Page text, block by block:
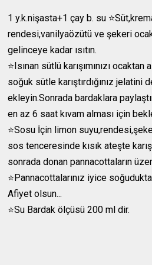
1 y.k.nişasta+1 çay b. su
rendesi,vanilyaözütü ve şekeri
gelinceye kadar ısıtın.
⭐️Isınan sütlü karışımınızı
soğuk sütle karıştırdığınız jelatini
ekleyin.Sonrada bardaklara
en az 6 saat kıvam alması için
⭐️Sosu İçin limon
sos tenceresinde kısık ateşte
sonrada donan pannacottaların
⭐️Pannacottalarınız iyice
Afiyet olsun...
⭐️Su Bardak ölçüsü 200 ml dir.